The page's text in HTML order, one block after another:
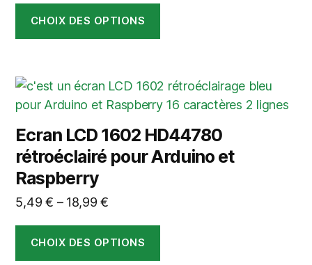
CHOIX DES OPTIONS
choisies
du
produit
Ecran LCD 1602 HD44780
rétroéclairé pour Arduino et
Raspberry
5,49€ – 18,99€
CHOIX DES OPTIONS
Ce
produit
plusieurs
variations.
Les
options
être